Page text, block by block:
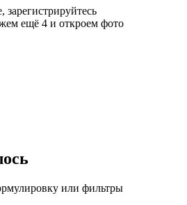
ещё 4 и откроем фото
или фильтры